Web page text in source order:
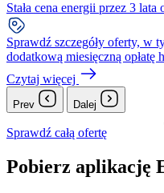
Stała cena energii przez 3
Sprawdź szczegóły oferty, w
dodatkową miesięczną opłatę
Czytaj więcej
Prev Dalej
Sprawdź całą ofertę
Pobierz aplikację